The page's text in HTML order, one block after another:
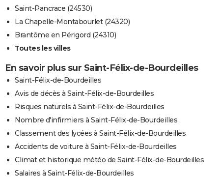
Saint-Pancrace (24530)
La Chapelle-Montabourlet (24320)
Brantôme en Périgord (24310)
Toutes les villes
En savoir plus sur Saint-Félix-de-Bourdeilles
Saint-Félix-de-Bourdeilles
Avis de décès à Saint-Félix-de-Bourdeilles
Risques naturels à Saint-Félix-de-Bourdeilles
Nombre d'infirmiers à Saint-Félix-de-Bourdeilles
Classement des lycées à Saint-Félix-de-Bourdeilles
Accidents de voiture à Saint-Félix-de-Bourdeilles
Climat et historique météo de Saint-Félix-de-Bourdeilles
Salaires à Saint-Félix-de-Bourdeilles